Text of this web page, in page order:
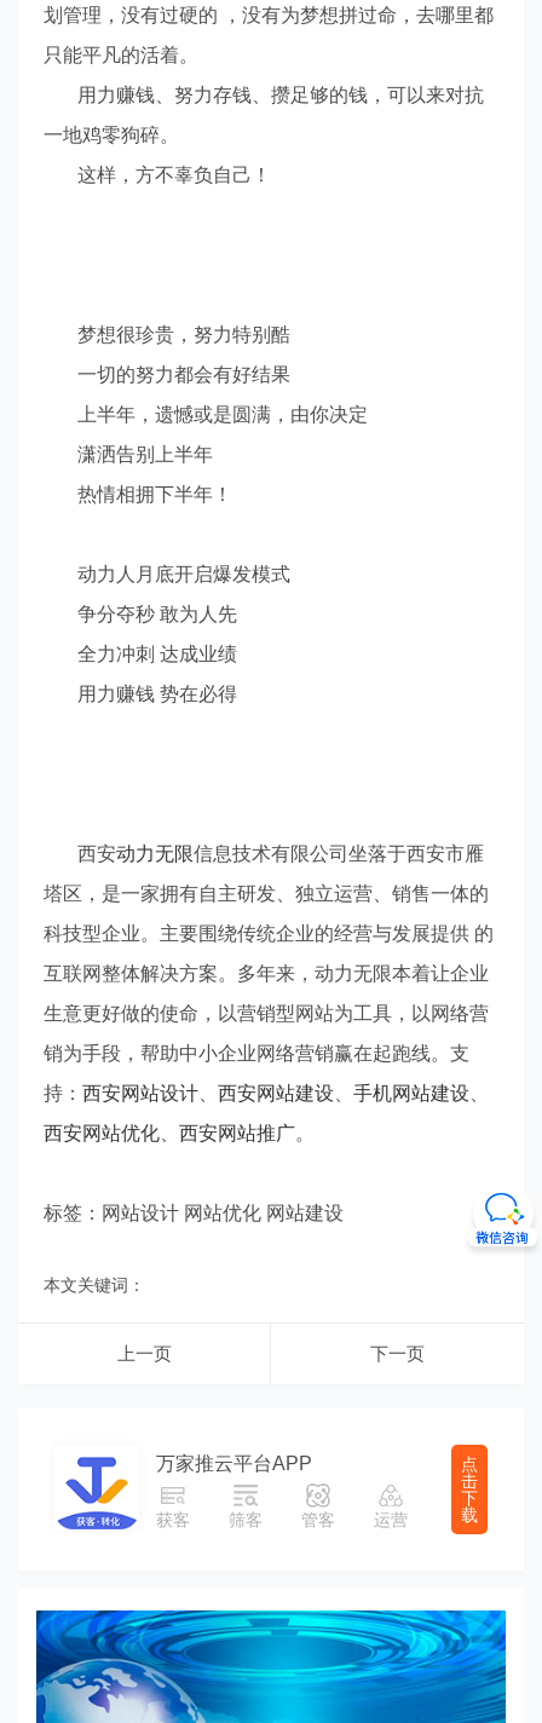
划管理，没有过硬的 ，没有为梦想拼过命，去哪里都
只能平凡的活着。
用力赚钱、努力存钱、攒足够的钱，可以来对抗
一地鸡零狗碎。
这样，方不辜负自己！
梦想很珍贵，努力特别酷
一切的努力都会有好结果
上半年，遗憾或是圆满，由你决定
潇洒告别上半年
热情相拥下半年！
动力人月底开启爆发模式
争分夺秒 敢为人先
全力冲刺 达成业绩
用力赚钱 势在必得
西安动力无限信息技术有限公司坐落于西安市雁
塔区，是一家拥有自主研发、独立运营、销售一体的
科技型企业。主要围绕传统企业的经营与发展提供 的
互联网整体解决方案。多年来，动力无限本着让企业
生意更好做的使命，以营销型网站为工具，以网络营
销为手段，帮助中小企业网络营销赢在起跑线。支
持： 西安网站设计、 西安网站建设 手机网站建设
西安网站优化、 西安网站推广。
标签：网站设计 网站优化 网站建设
本文关键词：
上一页 下一页
万家推云平台APP
获客 筛客 管客 运营
点
击
下
载